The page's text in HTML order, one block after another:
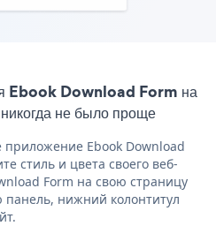
Ebook Download Form на
не было проще
приложение Ebook Download
стиль и цвета своего веб-
Form на свою страницу
панель, нижний колонтитул